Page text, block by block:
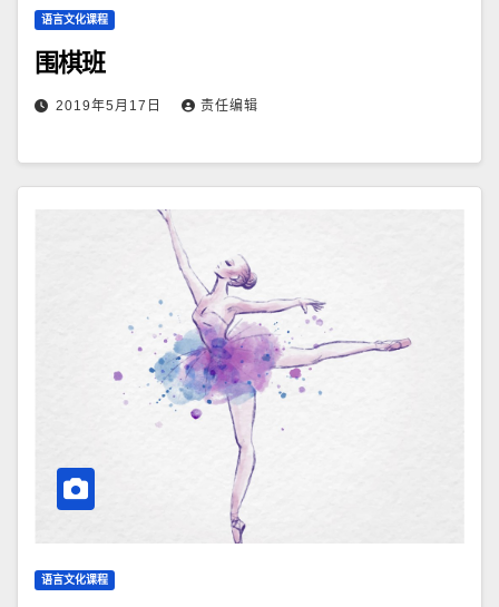
语言文化课程
围棋班
2019年5月17日 责任编辑
语言文化课程